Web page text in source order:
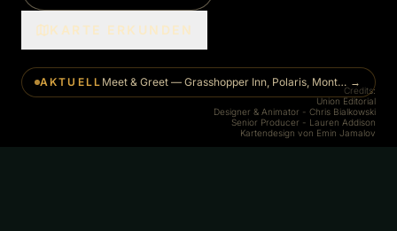
Credits:
Union Editorial
Designer & Animator - Chris Bialkowski
Senior Producer - Lauren Addison
Kartendesign von Emin Jamalov
KARTE ERKUNDEN
AKTUELL Meet & Greet — Grasshopper Inn, Polaris, Montana →